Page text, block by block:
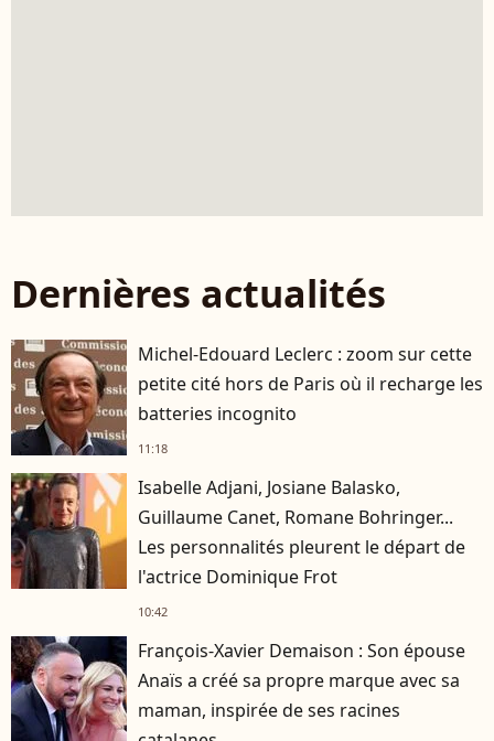
Dernières actualités
Michel-Edouard Leclerc : zoom sur cette
petite cité hors de Paris où il recharge les
batteries incognito
11:18
Isabelle Adjani, Josiane Balasko,
Guillaume Canet, Romane Bohringer...
Les personnalités pleurent le départ de
l'actrice Dominique Frot
10:42
François-Xavier Demaison : Son épouse
Anaïs a créé sa propre marque avec sa
maman, inspirée de ses racines